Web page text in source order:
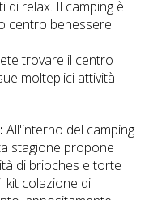
di relax. Il camping è
centro benessere
trovare il centro
molteplici attività
All'interno del camping
stagione propone
di brioches e torte
kit colazione di